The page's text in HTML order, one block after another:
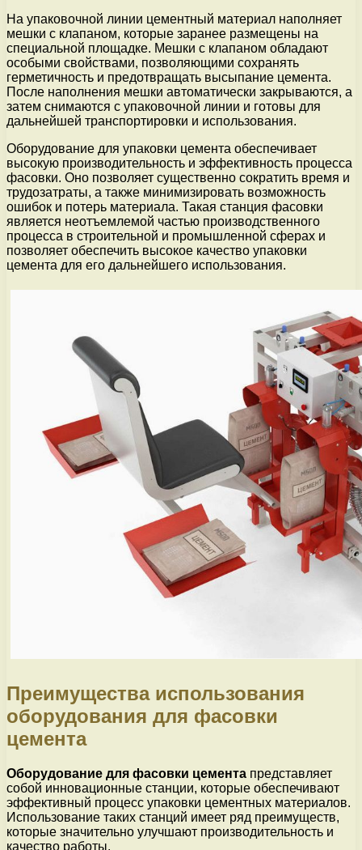
На упаковочной линии цементный материал наполняет
мешки с клапаном, которые заранее размещены на
специальной площадке. Мешки с клапаном обладают
особыми свойствами, позволяющими сохранять
герметичность и предотвращать высыпание цемента.
После наполнения мешки автоматически закрываются, а
затем снимаются с упаковочной линии и готовы для
дальнейшей транспортировки и использования.
Оборудование для упаковки цемента обеспечивает
высокую производительность и эффективность процесса
фасовки. Оно позволяет существенно сократить время и
трудозатраты, а также минимизировать возможность
ошибок и потерь материала. Такая станция фасовки
является неотъемлемой частью производственного
процесса в строительной и промышленной сферах и
позволяет обеспечить высокое качество упаковки
цемента для его дальнейшего использования.
Преимущества использования
оборудования для фасовки
цемента
Оборудование для фасовки цемента представляет
собой инновационные станции, которые обеспечивают
эффективный процесс упаковки цементных материалов.
Использование таких станций имеет ряд преимуществ,
которые значительно улучшают производительность и
качество работы.